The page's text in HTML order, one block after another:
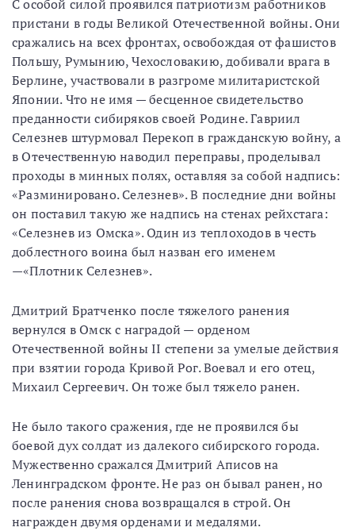
С особой силой проявился патриотизм работников
пристани в годы Великой Отечественной войны. Они
сражались на всех фронтах, освобождая от фашистов
Польшу, Румынию, Чехословакию, добивали врага в
Берлине, участвовали в разгроме милитаристской
Японии. Что не имя — бесценное свидетельство
преданности сибиряков своей Родине. Гавриил
Селезнев штурмовал Перекоп в гражданскую войну, а
в Отечественную наводил переправы, проделывал
проходы в минных полях, оставляя за собой надпись:
«Разминировано. Селезнев». В последние дни войны
он поставил такую же надпись на стенах рейхстага:
«Селезнев из Омска». Один из теплоходов в честь
доблестного воина был назван его именем
—«Плотник Селезнев».
Дмитрий Братченко после тяжелого ранения
вернулся в Омск с наградой — орденом
Отечественной войны II степени за умелые действия
при взятии города Кривой Рог. Воевал и его отец,
Михаил Сергеевич. Он тоже был тяжело ранен.
Не было такого сражения, где не проявился бы
боевой дух солдат из далекого сибирского города.
Мужественно сражался Дмитрий Аписов на
Ленинградском фронте. Не раз он бывал ранен, но
после ранения снова возвращался в строй. Он
награжден двумя орденами и медалями.